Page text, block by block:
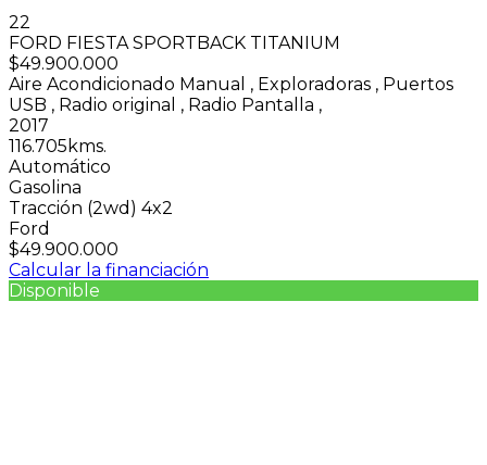
22
FORD FIESTA SPORTBACK TITANIUM
$49.900.000
Aire Acondicionado Manual , Exploradoras , Puertos
USB , Radio original , Radio Pantalla ,
2017
116.705kms.
Automático
Gasolina
Tracción (2wd) 4x2
Ford
$49.900.000
Calcular la financiación
Disponible